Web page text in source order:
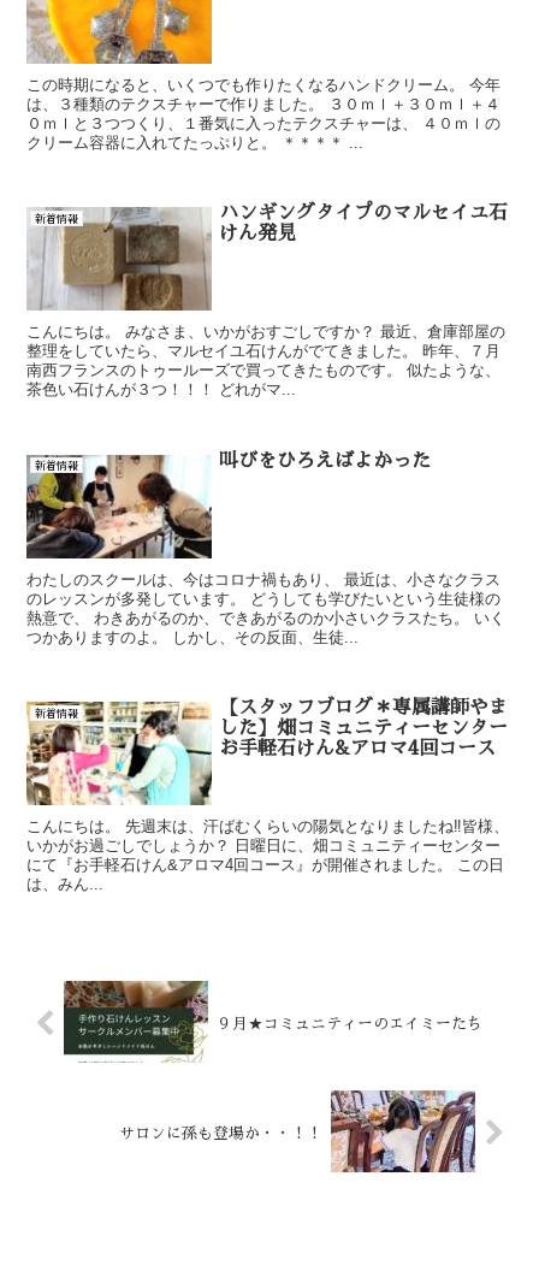
この時期になると、いくつでも作りたくなるハンドクリーム。 今年
は、３種類のテクスチャーで作りました。 ３０ｍｌ＋３０ｍｌ＋４
０ｍｌと３つつくり、１番気に入ったテクスチャーは、 ４０ｍｌの
クリーム容器に入れてたっぷりと。 ＊＊＊＊ ...
新着情報
ハンギングタイプのマルセイユ石
けん発見
こんにちは。 みなさま、いかがおすごしですか？ 最近、倉庫部屋の
整理をしていたら、マルセイユ石けんがでてきました。 昨年、７月
南西フランスのトゥールーズで買ってきたものです。 似たような、
茶色い石けんが３つ！！！ どれがマ...
新着情報 叫びをひろえばよかった
わたしのスクールは、今はコロナ禍もあり、 最近は、小さなクラス
のレッスンが多発しています。 どうしても学びたいという生徒様の
熱意で、 わきあがるのか、できあがるのか小さいクラスたち。 いく
つかありますのよ。 しかし、その反面、生徒...
新着情報
【スタッフブログ＊専属講師やま
した】畑コミュニティーセンター
お手軽石けん&アロマ4回コース
こんにちは。 先週末は、汗ばむくらいの陽気となりましたね‼︎皆様、
いかがお過ごしでしょうか？ 日曜日に、畑コミュニティーセンター
にて『お手軽石けん&アロマ4回コース』が開催されました。 この日
は、みん...
９月★コミュニティーのエイミーたち
サロンに孫も登場か・・！！